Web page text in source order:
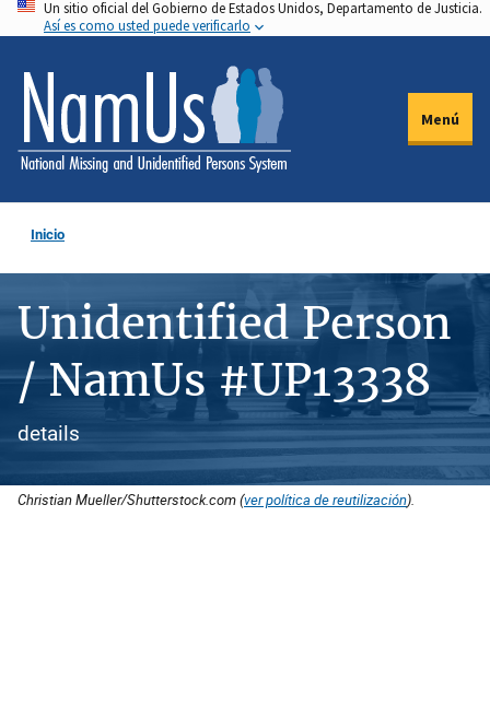
Pasar
al
contenido
principal
Un sitio oficial del Gobierno de Estados Unidos, Departamento de Justicia.
Así es como usted puede verificarlo
Menú
Inicio
Unidentified Person
/ NamUs #UP13338
details
Christian Mueller/Shutterstock.com (ver política de reutilización).